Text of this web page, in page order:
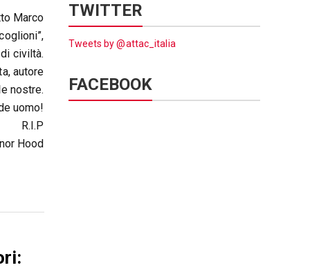
Marco
civiltà.
autore
nostre.
uomo!
R.I.P
Hood
TWITTER
Tweets by @attac_italia
FACEBOOK